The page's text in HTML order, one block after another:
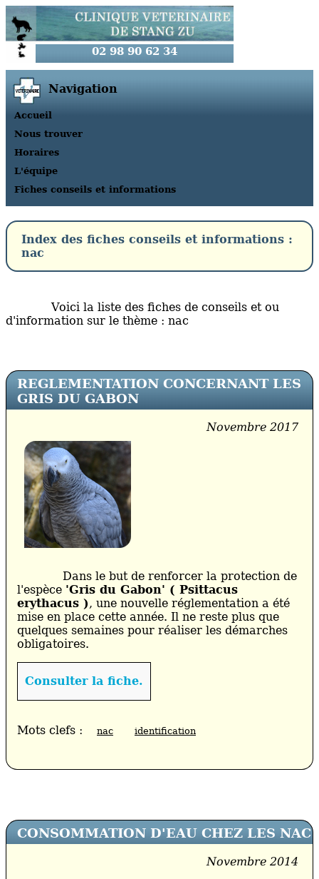
02 98 90 62 34
Navigation
Accueil
Nous trouver
Horaires
L'équipe
Fiches conseils et informations
Index des fiches conseils et informations :
nac
Voici la liste des fiches de conseils et ou
d'information sur le thème : nac
REGLEMENTATION CONCERNANT LES
GRIS DU GABON
Novembre 2017
Dans le but de renforcer la protection de
l'espèce 'Gris du Gabon' ( Psittacus
erythacus ), une nouvelle réglementation a été
mise en place cette année. Il ne reste plus que
quelques semaines pour réaliser les démarches
obligatoires.
Consulter la fiche.
Mots clefs : nac identification
CONSOMMATION D'EAU CHEZ LES NAC
Novembre 2014